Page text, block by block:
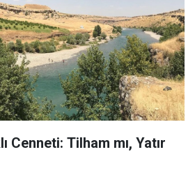
Cenneti: Tilham mı, Yatır